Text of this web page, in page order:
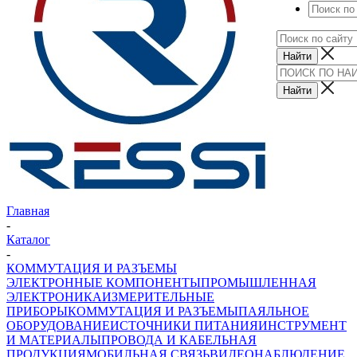
Главная
-
Каталог
-
КОММУТАЦИЯ И РАЗЪЕМЫ
ЭЛЕКТРОННЫЕ КОМПОНЕНТЫПРОМЫШЛЕННАЯ
ЭЛЕКТРОНИКАИЗМЕРИТЕЛЬНЫЕ
ПРИБОРЫКОММУТАЦИЯ И РАЗЪЕМЫПАЯЛЬНОЕ
ОБОРУДОВАНИЕИСТОЧНИКИ ПИТАНИЯИНСТРУМЕНТ
И МАТЕРИАЛЫПРОВОДА И КАБЕЛЬНАЯ
ПРОДУКЦИЯМОБИЛЬНАЯ СВЯЗЬВИДЕОНАБЛЮДЕНИЕ